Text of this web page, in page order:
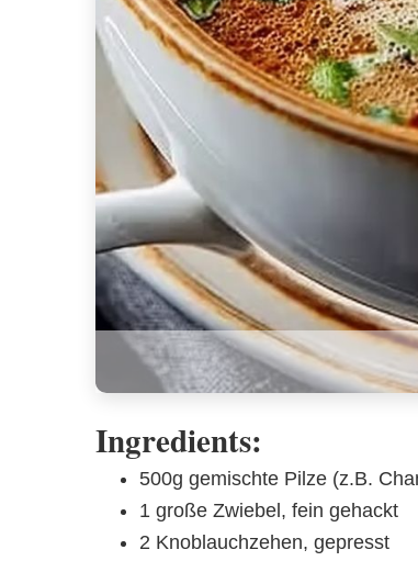
Ingredients:
500g gemischte Pilze (z.B.
1 große Zwiebel, fein gehackt
2 Knoblauchzehen, gepresst